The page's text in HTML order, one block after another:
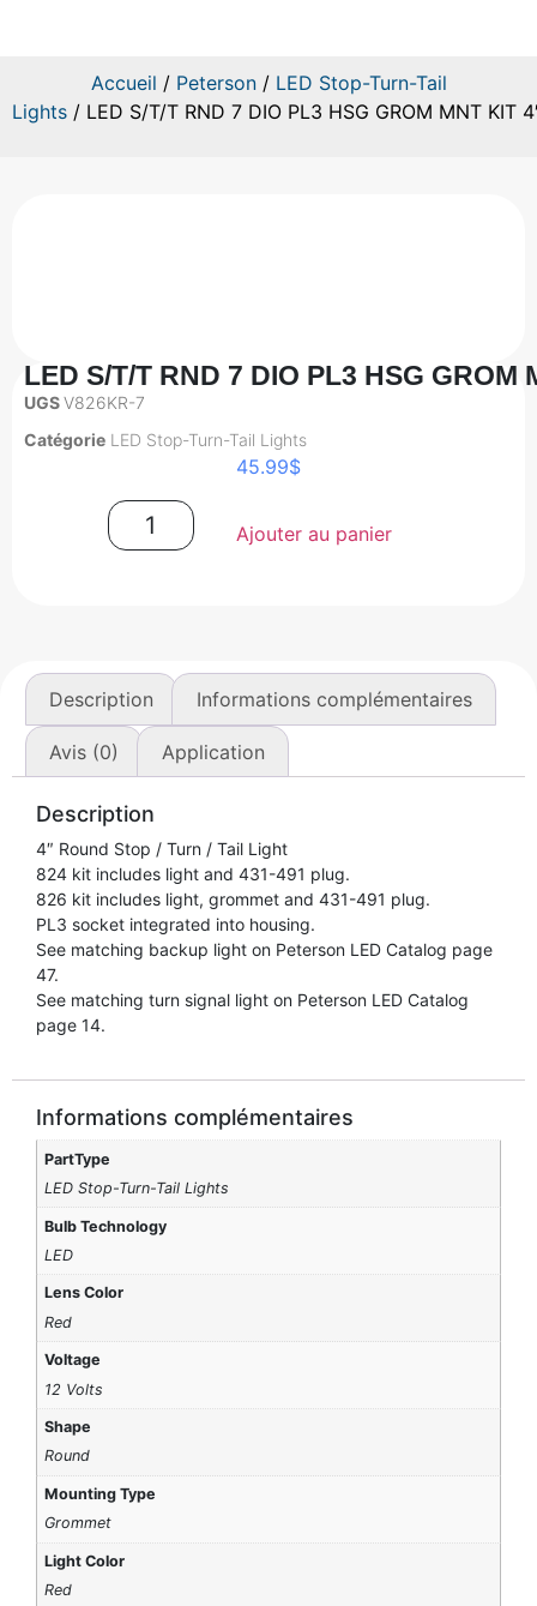
Accueil / Peterson/ LED Stop-Turn-Tail
Lights / LED S/T/T RND 7 DIO PL3 HSG GROM MNT KIT
LED S/T/T RND 7 DIO PL3 HSG GROM
UGSV826KR-7
Catégorie LED Stop-Turn-Tail Lights
45.99$
Ajouter au panier
Description Informations complémentaires
Avis (0) Application
Description
4″ Round Stop / Turn / Tail Light
824 kit includes light and 431-491 plug.
826 kit includes light, grommet and 431-491 plug.
PL3 socket integrated into housing.
See matching backup light on Peterson LED Catalog page
47.
See matching turn signal light on Peterson LED Catalog
page 14.
Informations complémentaires
PartType
LED Stop-Turn-Tail Lights
Bulb Technology
LED
Lens Color
Red
Voltage
12 Volts
Shape
Round
Mounting Type
Grommet
Light Color
Red